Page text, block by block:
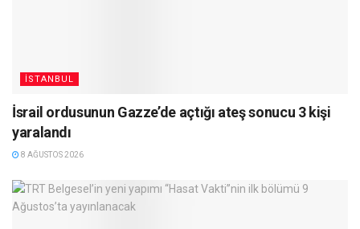
İSTANBUL
İsrail ordusunun Gazze’de açtığı ateş sonucu 3 kişi
yaralandı
8 AĞUSTOS 2026